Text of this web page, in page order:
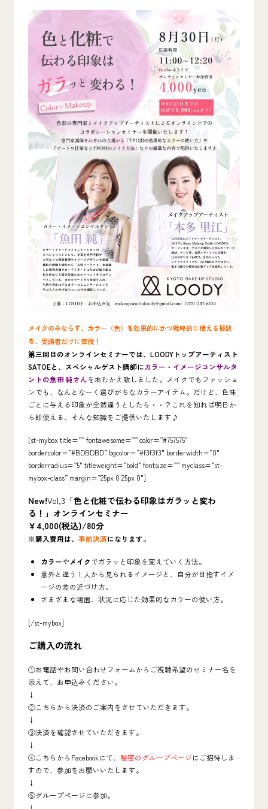
メイクのみならず、カラー（色）を効果的にかつ戦略的に使える秘訣
を、受講者だけに伝授！
第三回目のオンラインセミナーでは、LOODYトップアーティスト
SATOEと、スペシャルゲスト講師にカラー・イメージコンサルタ
ントの魚田 純さんをおむかえ致しました。メイクでもファッショ
ンでも、なんとなーく選びがちなカラーアイテム。だけど、色味
ごとに与える印象が全然違うとしたら・・？これを知れば明日か
ら即使える、そんな知識をご提供いたします♪
[st-mybox title=”” fontawesome=”” color=”#757575″
bordercolor=”#BDBDBD” bgcolor=”#f3f3f3″ borderwidth=”0″
borderradius=”5″ titleweight=”bold” fontsize=”” myclass=”st-
mybox-class” margin=”25px 0 25px 0″]
New!Vol,3 「色と化粧で伝わる印象はガラッと変わ
る！」オンラインセミナー
￥4,000(税込)/80分
※購入費用は、 事前決済になります。
カラーやメイクでガラッと印象を変えていく方法。
意外と違う！人から見られるイメージと、自分が目指すイメ
ージの差の近づけ方。
さまざまな場面、状況に応じた効果的なカラーの使い方。
[/st-mybox]
ご購入の流れ
①お電話やお問い合わせフォームからご視聴希望のセミナー名を
添えて、お申込みください。
↓
②こちらから決済のご案内をさせていただきます。
↓
③決済を確認させていただきます。
↓
④こちらからFacebookにて、 秘密のグループページにご招待しま
すので、参加をお願いいたします。
↓
⑤グループページに参加。